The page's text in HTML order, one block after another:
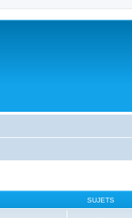
SUJETS